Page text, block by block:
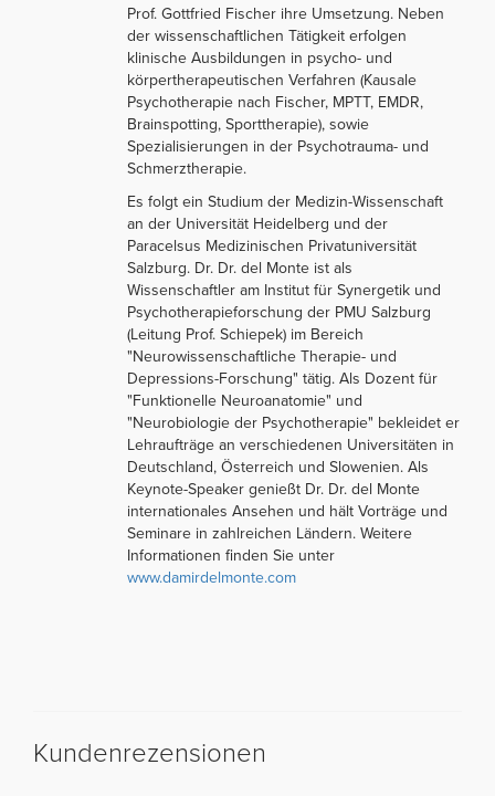
Prof. Gottfried Fischer ihre Umsetzung. Neben
der wissenschaftlichen Tätigkeit erfolgen
klinische Ausbildungen in psycho- und
körpertherapeutischen Verfahren (Kausale
Psychotherapie nach Fischer, MPTT, EMDR,
Brainspotting, Sporttherapie), sowie
Spezialisierungen in der Psychotrauma- und
Schmerztherapie.
Es folgt ein Studium der Medizin-Wissenschaft
an der Universität Heidelberg und der
Paracelsus Medizinischen Privatuniversität
Salzburg. Dr. Dr. del Monte ist als
Wissenschaftler am Institut für Synergetik und
Psychotherapieforschung der PMU Salzburg
(Leitung Prof. Schiepek) im Bereich
"Neurowissenschaftliche Therapie- und
Depressions-Forschung" tätig. Als Dozent für
"Funktionelle Neuroanatomie" und
"Neurobiologie der Psychotherapie" bekleidet er
Lehraufträge an verschiedenen Universitäten in
Deutschland, Österreich und Slowenien. Als
Keynote-Speaker genießt Dr. Dr. del Monte
internationales Ansehen und hält Vorträge und
Seminare in zahlreichen Ländern. Weitere
Informationen finden Sie unter
www.damirdelmonte.com
Kundenrezensionen